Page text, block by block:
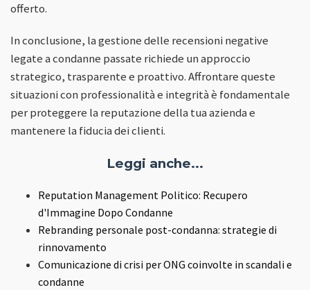
offerto.
In conclusione, la gestione delle recensioni negative
legate a condanne passate richiede un approccio
strategico, trasparente e proattivo. Affrontare queste
situazioni con professionalità e integrità è fondamentale
per proteggere la reputazione della tua azienda e
mantenere la fiducia dei clienti.
Leggi anche...
Reputation Management Politico: Recupero
d'Immagine Dopo Condanne
Rebranding personale post-condanna: strategie di
rinnovamento
Comunicazione di crisi per ONG coinvolte in scandali e
condanne